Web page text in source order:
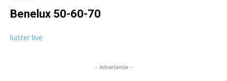
Benelux 50-60-70
luister live
- Advertentie -